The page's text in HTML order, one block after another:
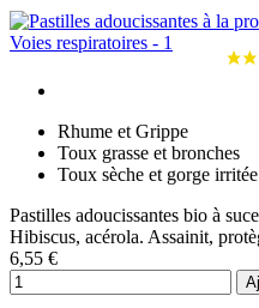
Rhume et Grippe
Toux grasse et bronches
Toux sèche et gorge irritée
Pastilles adoucissantes bio à
Hibiscus, acérola. Assainit,
6,55 €